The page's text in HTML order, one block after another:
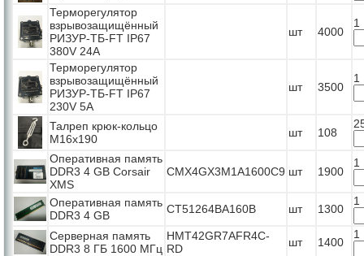
Терморегулятор
взрывозащищённый
РИЗУР-ТБ-FT IP67
380V 24A
шт 4000
1
Терморегулятор
взрывозащищённый
РИЗУР-ТБ-FT IP67
230V 5A
шт 3500
1
Талреп крюк-кольцо
М16х190
шт 108
Оперативная память
DDR3 4 GB Corsair
XMS
CMX4GX3M1A1600C9 шт 1900
1
Оперативная память
DDR3 4 GB
CT51264BA160B шт 1300
1
Серверная память
DDR3 8 ГБ 1600 МГц
HMT42GR7AFR4C-
RD
шт 1400
1